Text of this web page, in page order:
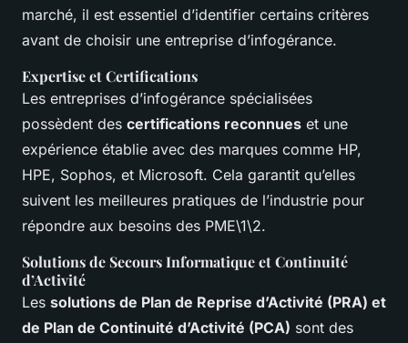
marché, il est essentiel d’identifier certains critères
avant de choisir une entreprise d’infogérance.
Expertise et Certifications
Les entreprises d’infogérance spécialisées
possèdent des certifications reconnues et une
expérience établie avec des marques comme HP,
HPE, Sophos, et Microsoft. Cela garantit qu’elles
suivent les meilleures pratiques de l’industrie pour
répondre aux besoins des PME\1\2.
Solutions de Secours Informatique et Continuité
d’Activité
Les solutions de Plan de Reprise d’Activité (PRA) et
de Plan de Continuité d’Activité (PCA) sont des